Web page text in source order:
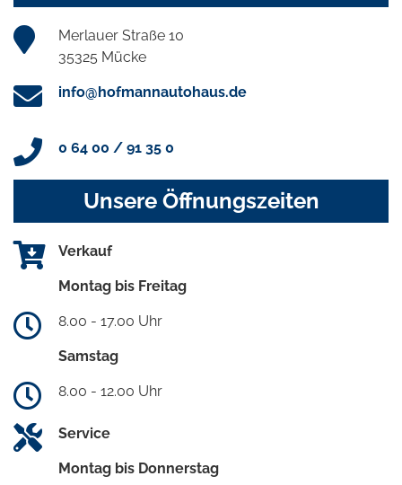
Merlauer Straße 10
35325 Mücke
info@hofmannautohaus.de
0 64 00 / 91 35 0
Unsere Öffnungszeiten
Verkauf
Montag bis Freitag
8.00 - 17.00 Uhr
Samstag
8.00 - 12.00 Uhr
Service
Montag bis Donnerstag